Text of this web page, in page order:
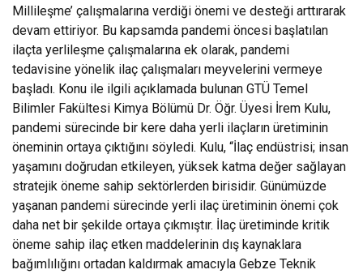
Millileşme’ çalışmalarına verdiği önemi ve desteği arttırarak
devam ettiriyor. Bu kapsamda pandemi öncesi başlatılan
ilaçta yerlileşme çalışmalarına ek olarak, pandemi
tedavisine yönelik ilaç çalışmaları meyvelerini vermeye
başladı. Konu ile ilgili açıklamada bulunan GTÜ Temel
Bilimler Fakültesi Kimya Bölümü Dr. Öğr. Üyesi İrem Kulu,
pandemi sürecinde bir kere daha yerli ilaçların üretiminin
öneminin ortaya çıktığını söyledi. Kulu, “İlaç endüstrisi; insan
yaşamını doğrudan etkileyen, yüksek katma değer sağlayan
stratejik öneme sahip sektörlerden birisidir. Günümüzde
yaşanan pandemi sürecinde yerli ilaç üretiminin önemi çok
daha net bir şekilde ortaya çıkmıştır. İlaç üretiminde kritik
öneme sahip ilaç etken maddelerinin dış kaynaklara
bağımlılığını ortadan kaldırmak amacıyla Gebze Teknik